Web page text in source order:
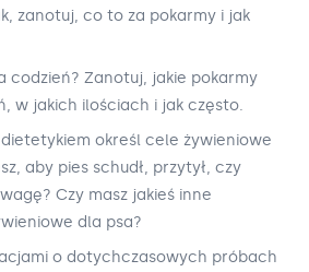
zanotuj, co to za pokarmy i jak
codzień? Zanotuj, jakie pokarmy
w jakich ilościach i jak często.
określ cele żywieniowe
aby pies schudł, przytył, czy
Czy masz jakieś inne
dla psa?
o dotychczasowych próbach